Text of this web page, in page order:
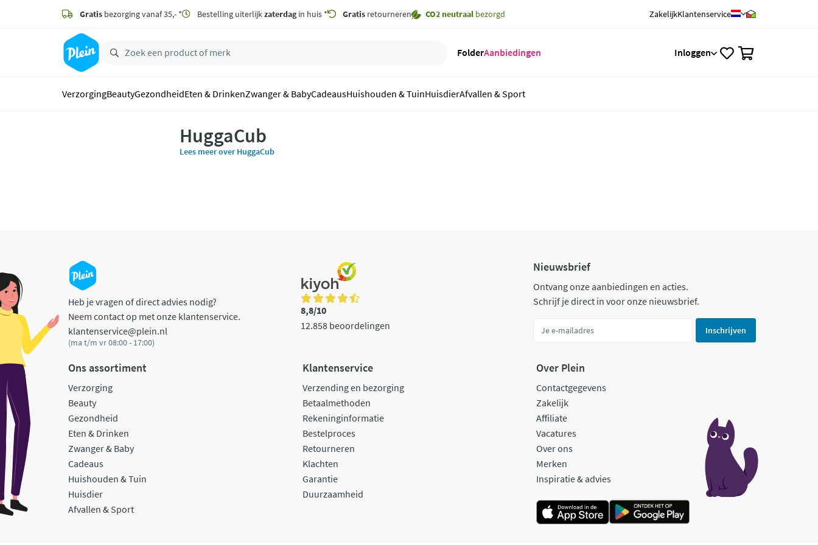
zoeken
hoofdinhoud
Gratis bezorging vanaf 35,- * Bestelling uiterlijkzaterdagin huis * Gratis retourneren CO2 neutraal bezorgd ZakelijkKlantenservice
FolderAanbiedingen Inloggen
VerzorgingBeautyGezondheidEten & DrinkenZwanger & BabyCadeausHuishouden & TuinHuisdierAfvallen & Sport
HuggaCub
Lees meer over HuggaCub
Heb je vragen of direct advies nodig?
Neem contact op met onze klantenservice.
klantenservice@plein.nl
(ma t/m vr 08:00 - 17:00)
8,8/10
12.858 beoordelingen
Nieuwsbrief
Ontvang onze aanbiedingen en acties.
Schrijf je direct in voor onze nieuwsbrief.
Inschrijven
Ons assortiment
Verzorging
Beauty
Gezondheid
Eten & Drinken
Zwanger & Baby
Cadeaus
Huishouden & Tuin
Huisdier
Afvallen & Sport
Klantenservice
Verzending en bezorging
Betaalmethoden
Rekeninginformatie
Bestelproces
Retourneren
Klachten
Garantie
Duurzaamheid
Over Plein
Contactgegevens
Zakelijk
Affiliate
Vacatures
Over ons
Merken
Inspiratie & advies